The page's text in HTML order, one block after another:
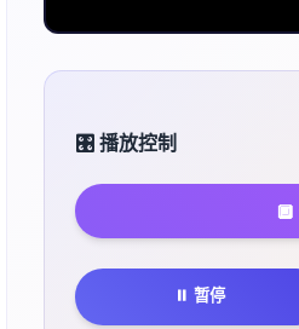
🎛️ 播放控制
⏸️ 暂停